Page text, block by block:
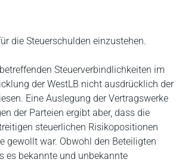
die Steuerschulden einzustehen.
Steuerverbindlichkeiten im
der WestLB nicht ausdrücklich der
Eine Auslegung der Vertragswerke
der Parteien ergibt aber, dass die
steuerlichen Risikopositionen
gewollt war. Obwohl den Beteiligten
es bekannte und unbekannte